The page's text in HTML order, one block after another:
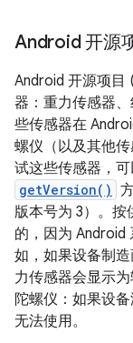
Android 开源
Android 开源项目
器：重力传感器
些传感器在
螺仪（以及其他
试这些传感器，
getVersion()
版本号为 3）。
的，因为 Android
如，如果设备制
力传感器会显示
陀螺仪：如果设
无法使用。